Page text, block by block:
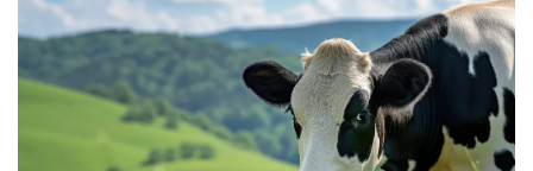
MR SPRING NIGHTHAWK-ET
MR MT NIGHTLIFE 31444-ET
MR TROY NIGHTSTICK 61156-ET
MR SPRING NOBLE 2-ETN
MR SUPERHERO NOLAN-ET